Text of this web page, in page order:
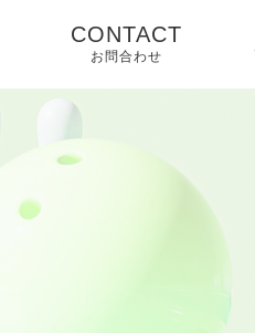
CONTACT
お問合わせ